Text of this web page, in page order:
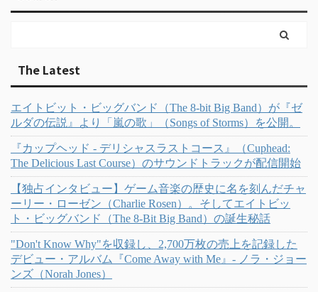
The Latest
エイトビット・ビッグバンド（The 8-bit Big Band）が『ゼ
ルダの伝説』より「嵐の歌」（Songs of Storms）を公開。
『カップヘッド - デリシャスラストコース』（Cuphead:
The Delicious Last Course）のサウンドトラックが配信開始
【独占インタビュー】ゲーム音楽の歴史に名を刻んだチャ
ーリー・ローゼン（Charlie Rosen）。そしてエイトビッ
ト・ビッグバンド（The 8-Bit Big Band）の誕生秘話
"Don't Know Why"を収録し、2,700万枚の売上を記録した
デビュー・アルバム『Come Away with Me』- ノラ・ジョー
ンズ（Norah Jones）